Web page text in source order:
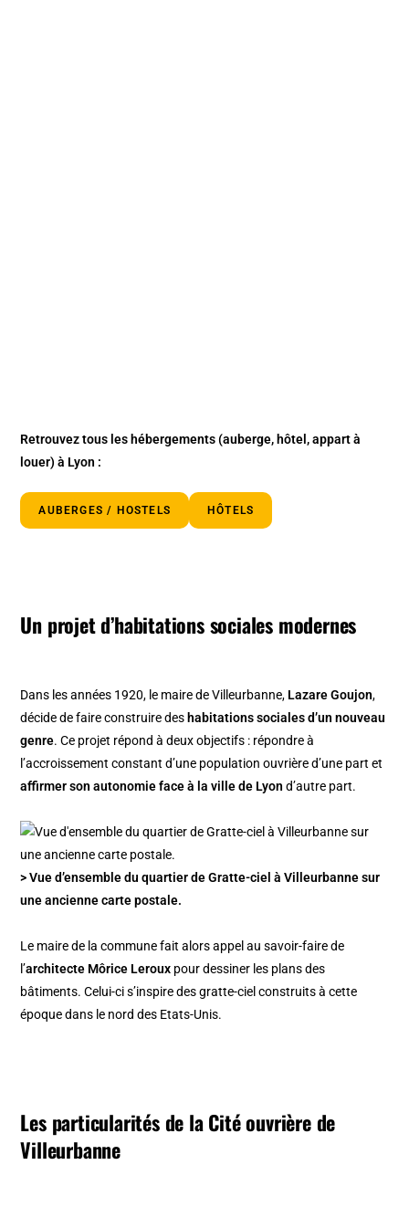
Retrouvez tous les hébergements(auberge, hôtel, appart à
louer) à Lyon :
AUBERGES / HOSTELS HÔTELS
Un projet d’habitations sociales modernes
Dans les années 1920, le maire de Villeurbanne, Lazare Goujon,
décide de faire construire des habitations sociales d’un nouveau
genre. Ce projet répond à deux objectifs : répondre à
l’accroissement constant d’une population ouvrière d’une part et
affirmer son autonomie face à la ville de Lyon d’autre part.
> Vue d’ensemble du quartier de Gratte-ciel à Villeurbanne sur
une ancienne carte postale.
Le maire de la commune fait alors appel au savoir-faire de
l’architecte Môrice Leroux pour dessiner les plans des
bâtiments. Celui-ci s’inspire des gratte-ciel construits à cette
époque dans le nord des Etats-Unis.
Les particularités de la Cité ouvrière de
Villeurbanne